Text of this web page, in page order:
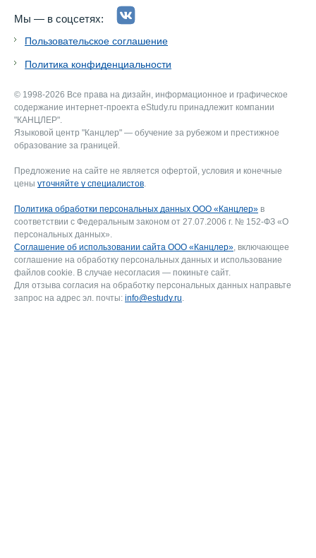
Мы — в соцсетях:
Пользовательское соглашение
Политика конфиденциальности
© 1998-2026 Все права на дизайн, информационное и графическое
содержание интернет-проекта eStudy.ru принадлежит компании
"КАНЦЛЕР".
Языковой центр "Канцлер" — обучение за рубежом и престижное
образование за границей.
Предложение на сайте не является офертой, условия и конечные
цены уточняйте у специалистов.
Политика обработки персональных данных ООО «Канцлер» в
соответствии с Федеральным законом от 27.07.2006 г. № 152-ФЗ «О
персональных данных».
Соглашение об использовании сайта ООО «Канцлер», включающее
соглашение на обработку персональных данных и использование
файлов cookie. В случае несогласия — покиньте сайт.
Для отзыва согласия на обработку персональных данных направьте
запрос на адрес эл. почты: info@estudy.ru.